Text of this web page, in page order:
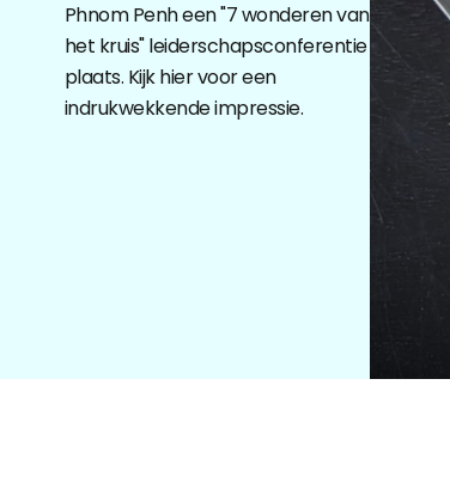
Phnom Penh een "7 wonderen van
het kruis" leiderschapsconferentie
plaats. Kijk hier voor een
indrukwekkende impressie.